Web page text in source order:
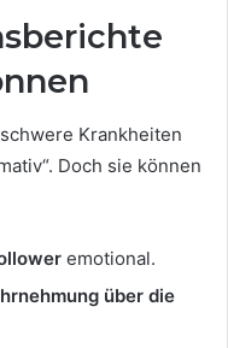
Krankheiten
Doch sie können
emotional.
über die